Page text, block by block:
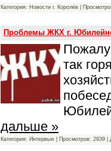
Категория: Новости г. Королёв |
Проблемы ЖКХ г.
так
дальше »
Категория: Интервью | Просмотров: 2939